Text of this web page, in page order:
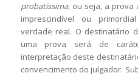
probatissima, ou seja, a prova
imprescindível ou
verdade real. O destinatário
uma prova será de
interpretação deste
convencimento do julgador.